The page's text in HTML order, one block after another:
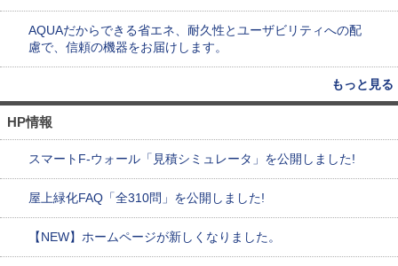
AQUAだからできる省エネ、耐久性とユーザビリティへの配
慮で、信頼の機器をお届けします。
もっと見る
HP情報
スマートF-ウォール「見積シミュレータ」を公開しました!
屋上緑化FAQ「全310問」を公開しました!
【NEW】ホームページが新しくなりました。